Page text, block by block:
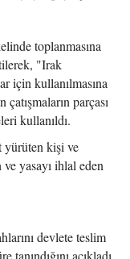
toplanmasına
"Irak
için kullanılmasına
parçası
kullanıldı.
yürüten kişi ve
yasayı ihlal eden
devlete teslim
açıkladı.